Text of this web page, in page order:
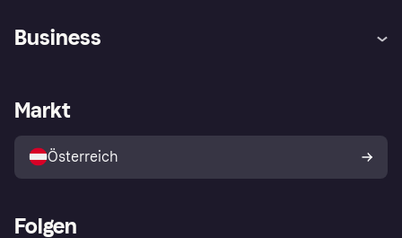
Shops entdecken
Business
Händlerportal
Markt
Österreich
Folgen